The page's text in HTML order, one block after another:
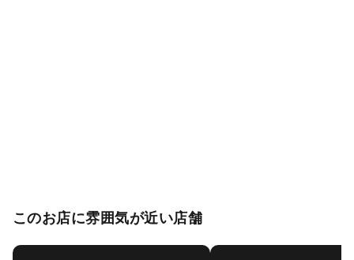
このお店に雰囲気が近い店舗